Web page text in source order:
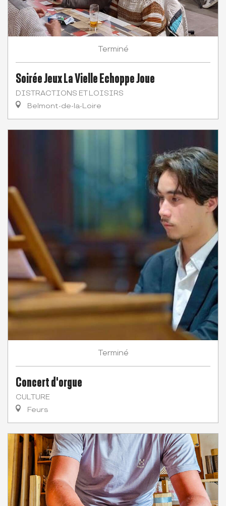
Terminé
Soirée Jeux La Vielle Echoppe Joue
DISTRACTIONS ET LOISIRS
Belmont-de-la-Loire
Terminé
Concert d'orgue
CULTURE
Feurs